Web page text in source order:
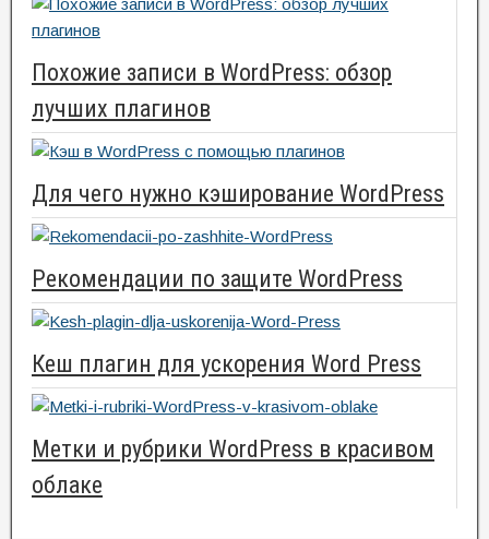
Похожие записи в WordPress: обзор
лучших плагинов
Для чего нужно кэширование WordPress
Рекомендации по защите WordPress
Кеш плагин для ускорения Word Press
Метки и рубрики WordPress в красивом
облаке